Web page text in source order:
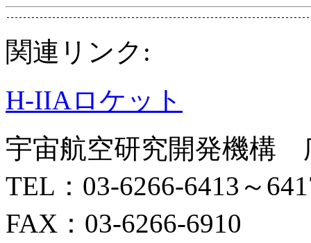
関連リンク:
H-IIAロケット
宇宙航空研究開発機構
TEL：03-6266-6413～
FAX：03-6266-6910